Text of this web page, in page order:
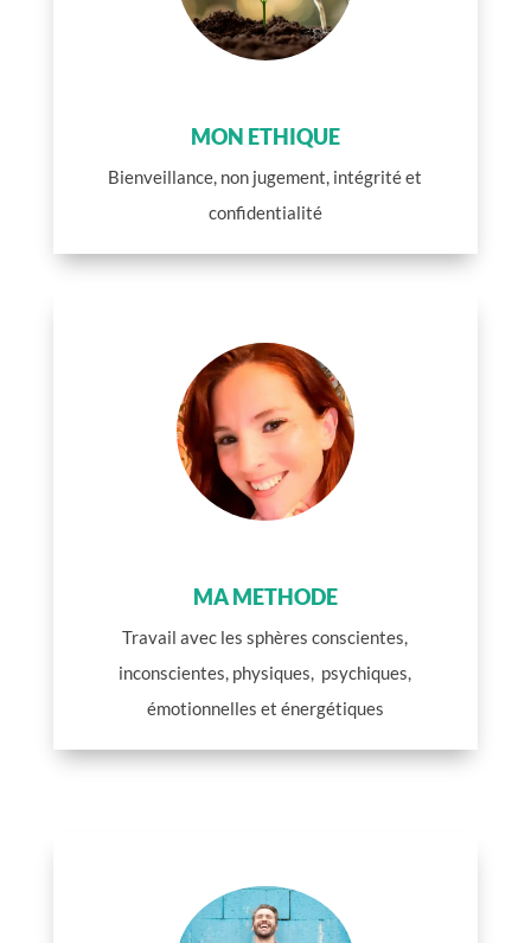
MON ETHIQUE
Bienveillance, non jugement, intégrité et
confidentialité
MA METHODE
Travail avec les sphères conscientes,
inconscientes, physiques, psychiques,
émotionnelles et énergétiques